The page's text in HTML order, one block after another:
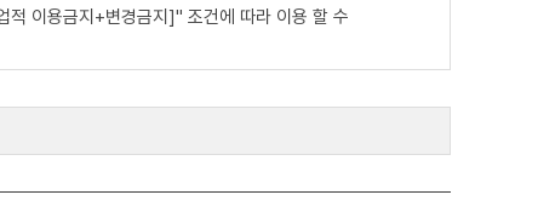
이용금지+변경금지]" 조건에 따라 이용 할 수